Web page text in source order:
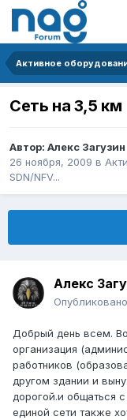
Сеть на 3,5 км
Автор: Алекс Загузин
26 ноября, 2009 в
SDN/NFV...
Алекс
Опубликовано
Добрый день всем.
организация
работников
другом здании и
дорогой.и общаться
единой сети также